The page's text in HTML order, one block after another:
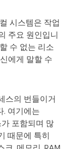
시스템은 작업
주요 원인입니
수 없는 리소
에게 말할 수
스의 번들이거
. 여기에는
포함되며 많
때문에 특히